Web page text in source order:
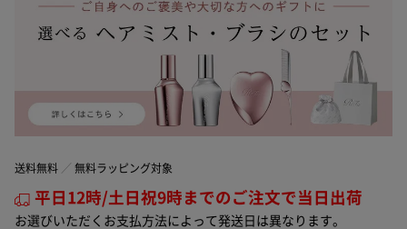
送料無料 無料ラッピング対象
平日12時/土日祝9時までのご注文で当日出荷
お選びいただくお支払方法によって発送日は異なります。